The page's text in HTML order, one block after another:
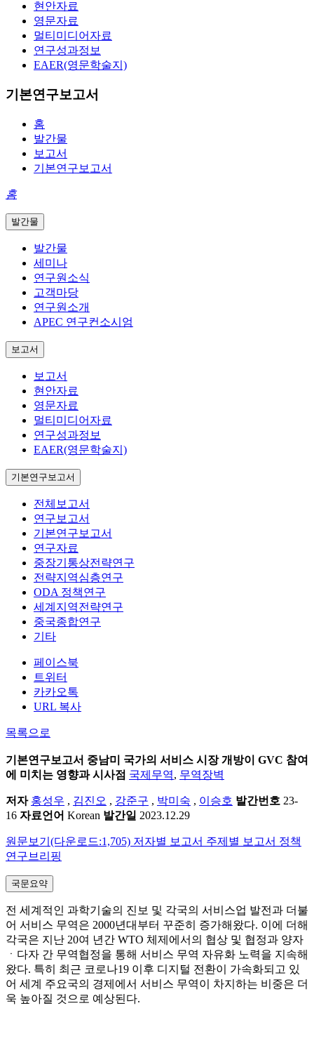
현안자료
영문자료
멀티미디어자료
연구성과정보
EAER(영문학술지)
기본연구보고서
홈
발간물
보고서
기본연구보고서
홈
발간물
발간물
세미나
연구원소식
고객마당
연구원소개
APEC 연구컨소시엄
보고서
보고서
현안자료
영문자료
멀티미디어자료
연구성과정보
EAER(영문학술지)
기본연구보고서
전체보고서
연구보고서
기본연구보고서
연구자료
중장기통상전략연구
전략지역심층연구
ODA 정책연구
세계지역전략연구
중국종합연구
기타
페이스북
트위터
카카오톡
URL 복사
목록으로
기본연구보고서 중남미 국가의 서비스 시장 개방이 GVC 참여
에 미치는 영향과 시사점 국제무역, 무역장벽
저자 홍성우 , 김진오 , 강준구 , 박미숙 , 이승호 발간번호 23-
16 자료언어 Korean 발간일 2023.12.29
원문보기(다운로드:1,705) 저자별 보고서 주제별 보고서 정책
연구브리핑
국문요약
전 세계적인 과학기술의 진보 및 각국의 서비스업 발전과 더불
어 서비스 무역은 2000년대부터 꾸준히 증가해왔다. 이에 더해
각국은 지난 20여 년간 WTO 체제에서의 협상 및 협정과 양자
ㆍ다자 간 무역협정을 통해 서비스 무역 자유화 노력을 지속해
왔다. 특히 최근 코로나19 이후 디지털 전환이 가속화되고 있
어 세계 주요국의 경제에서 서비스 무역이 차지하는 비중은 더
욱 높아질 것으로 예상된다.